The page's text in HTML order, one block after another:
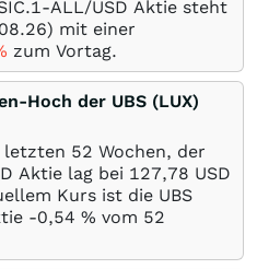
ALL/USD Aktie steht
) mit einer
zum Vortag.
Hoch der UBS (LUX)
52 Wochen, der
Aktie lag bei 127,78 USD
Kurs ist die UBS
-0,54 % vom 52